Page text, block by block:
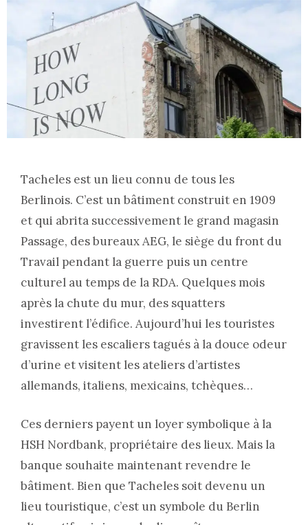
Tacheles est un lieu connu de tous les
Berlinois. C’est un bâtiment construit en 1909
et qui abrita successivement le grand magasin
Passage, des bureaux AEG, le siège du front du
Travail pendant la guerre puis un centre
culturel au temps de la RDA. Quelques mois
après la chute du mur, des squatters
investirent l’édifice. Aujourd’hui les touristes
gravissent les escaliers tagués à la douce odeur
d’urine et visitent les ateliers d’artistes
allemands, italiens, mexicains, tchèques…
Ces derniers payent un loyer symbolique à la
HSH Nordbank, propriétaire des lieux. Mais la
banque souhaite maintenant revendre le
bâtiment. Bien que Tacheles soit devenu un
lieu touristique, c’est un symbole du Berlin